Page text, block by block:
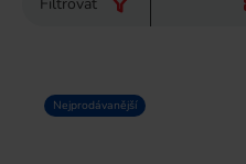
Nejprodávanější